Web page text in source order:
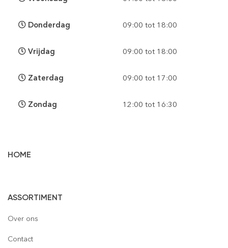
HOME
ASSORTIMENT
Over ons
Contact
Donderdag 09:00 tot 18:00
Vrijdag 09:00 tot 18:00
Zaterdag 09:00 tot 17:00
Zondag 12:00 tot 16:30